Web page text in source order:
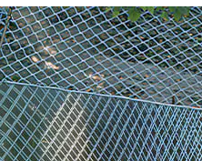
deverá disponibilizar um
devolvido ao cliente no
mais R$5 do cartão
de armários está sujeito